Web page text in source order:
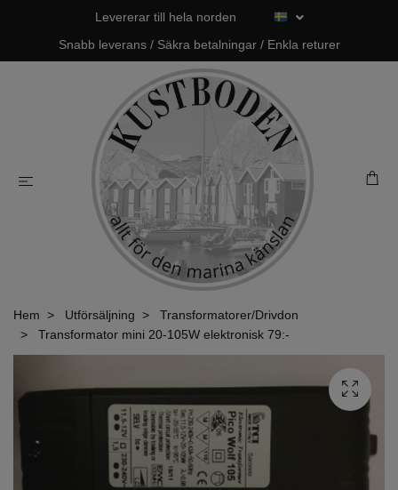
Levererar till hela norden
Snabb leverans / Säkra betalningar / Enkla returer
Hem Utförsäljning
Transformatorer/Drivdon
Transformator mini 20-105W elektronisk 79:-